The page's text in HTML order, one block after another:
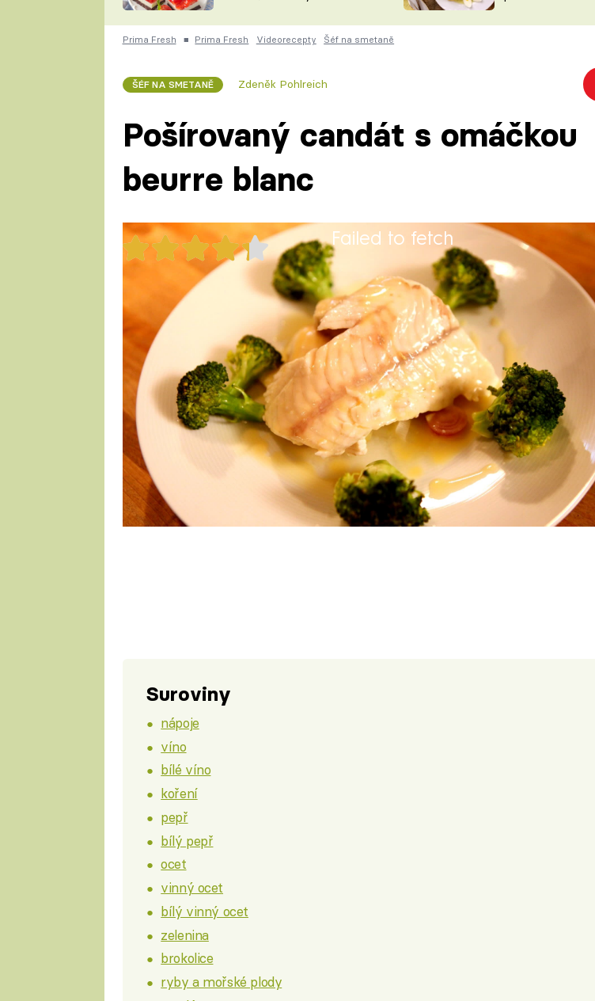
ČESKO NA TALÍŘI
KUCHAŘKA
VYCHYTÁVKY
Prima Fresh ■ Prima Fresh Videorecepty Šéf na smetaně
ŠÉF NA SMETANĚ Zdeněk Pohlreich
Pošírovaný candát s omáčkou
beurre blanc
Failed to fetch
28x
Pošírovaný candát s omáčkou beurre blanc
1 porce 30 minut
Suroviny
nápoje
víno
bílé víno
koření
pepř
bílý pepř
ocet
vinný ocet
bílý vinný ocet
zelenina
brokolice
ryby a mořské plody